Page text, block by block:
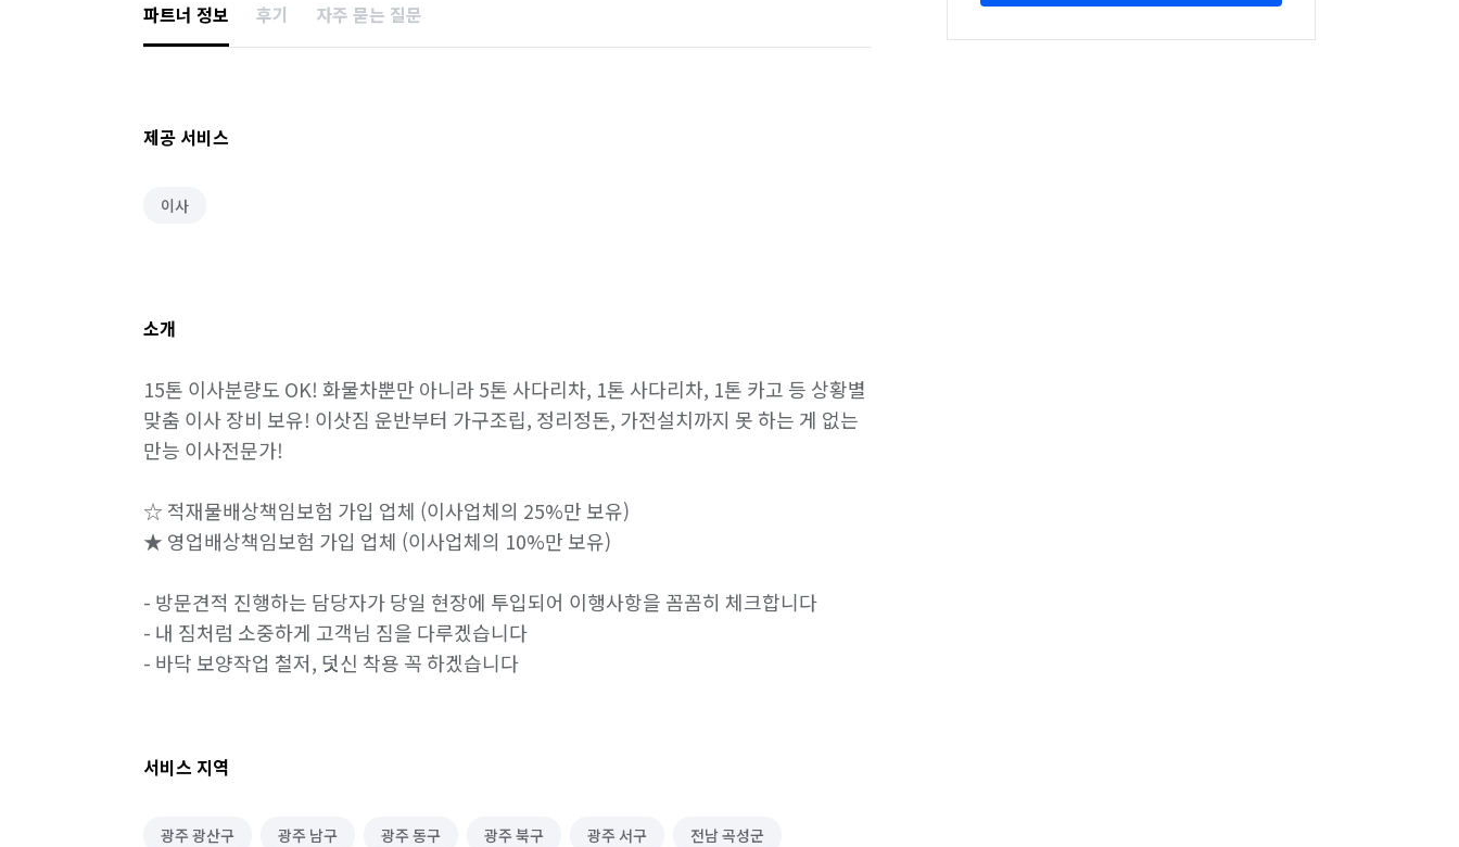
파트너 정보 후기 자주 묻는 질문
제공 서비스
이사
소개
15톤 이사분량도 OK! 화물차뿐만 아니라 5톤 사다리차, 1톤 사다리차, 1톤 카고 등 상황별
맞춤 이사 장비 보유! 이삿짐 운반부터 가구조립, 정리정돈, 가전설치까지 못 하는 게 없는
만능 이사전문가!
☆ 적재물배상책임보험 가입 업체 (이사업체의 25%만 보유)
★ 영업배상책임보험 가입 업체 (이사업체의 10%만 보유)
- 방문견적 진행하는 담당자가 당일 현장에 투입되어 이행사항을 꼼꼼히 체크합니다
- 내 짐처럼 소중하게 고객님 짐을 다루겠습니다
- 바닥 보양작업 철저, 덧신 착용 꼭 하겠습니다
서비스 지역
광주 광산구 광주 남구 광주 동구 광주 북구 광주 서구 전남 곡성군